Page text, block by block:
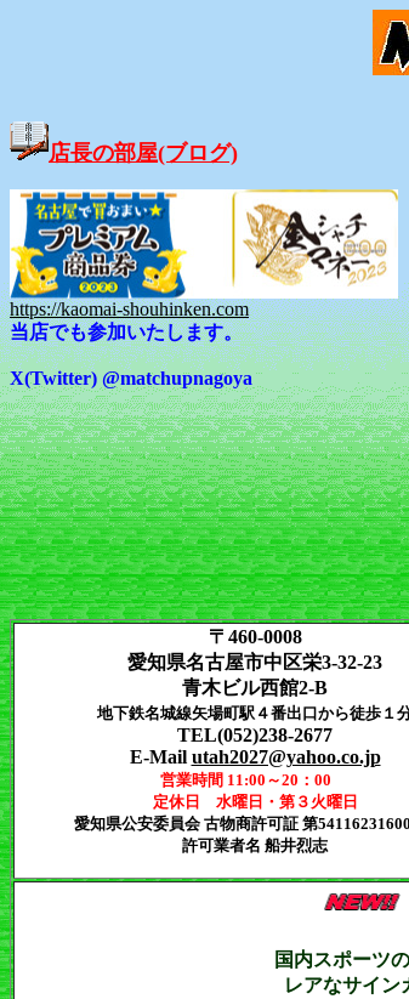
店長の部屋(ブログ)
https://kaomai-shouhinken.com
当店でも参加いたします。
X(Twitter) @matchupnagoya
〒460-0008
愛知県名古屋市中区栄3-32-23
青木ビル西館2-B
地下鉄名城線矢場町駅４番出口から徒歩１
TEL(052)238-2677
E-Mail utah2027@yahoo.co.jp
営業時間 11:00～20：00
定休日 水曜日・第３火曜日
愛知県公安委員会 古物商許可証 第
許可業者名 船井烈志
国内スポーツ
レアなサイン